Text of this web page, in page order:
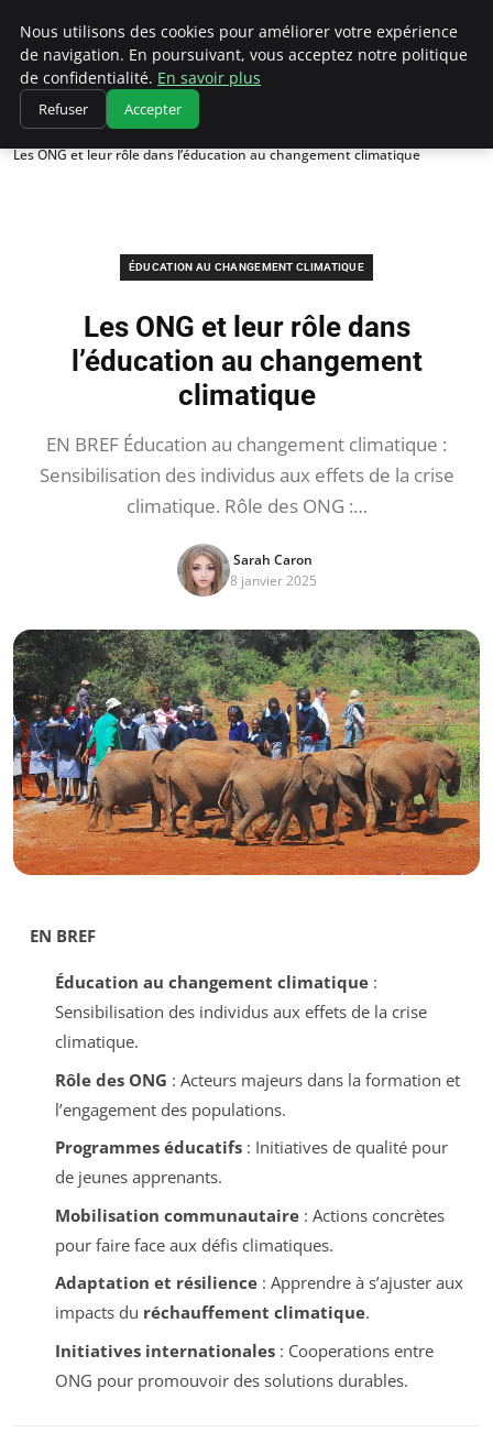
Climatedebtagents
Accueil
Éducation au changement climatique
Les ONG et leur rôle dans l’éducation au changement climatique
ÉDUCATION AU CHANGEMENT CLIMATIQUE
Les ONG et leur rôle dans
l’éducation au changement
climatique
EN BREF Éducation au changement climatique :
Sensibilisation des individus aux effets de la crise
climatique. Rôle des ONG :…
Sarah Caron
8 janvier 2025
EN BREF
Éducation au changement climatique:
Sensibilisation des individus aux effets de la crise
climatique.
Rôle des ONG : Acteurs majeurs dans la formation et
l’engagement des populations.
Programmes éducatifs: Initiatives de qualité pour
de jeunes apprenants.
Mobilisation communautaire: Actions concrètes
pour faire face aux défis climatiques.
Adaptation et résilience: Apprendre à s’ajuster aux
impacts du réchauffement climatique.
Initiatives internationales: Cooperations entre
ONG pour promouvoir des solutions durables.
Nous utilisons des cookies pour améliorer votre expérience
de navigation. En poursuivant, vous acceptez notre politique
de confidentialité. En savoir plus
Refuser Accepter